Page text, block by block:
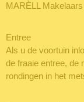
MARÈLL
Entree
Als u de voortuin
de fraaie entree, de
rondingen in het